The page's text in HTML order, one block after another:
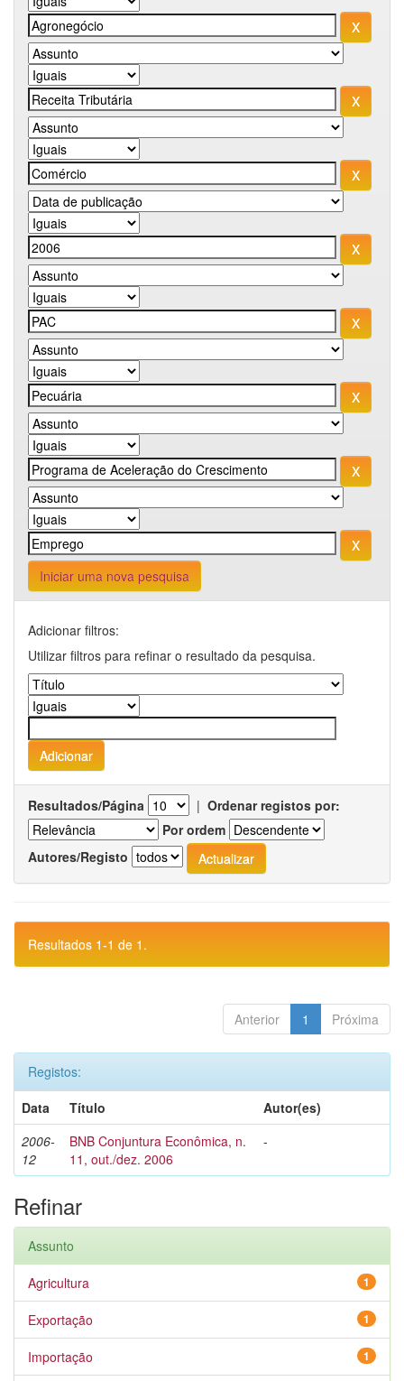
Iniciar uma nova pesquisa
Adicionar filtros:
Utilizar filtros para refinar o resultado da pesquisa.
Resultados/Página | Ordenar registos por:
Por ordem
Autores/Registo
Resultados 1-1 de 1.
Anterior 1 Próxima
Registos:
Data
Título
Autor(es)
2006-
12
BNB Conjuntura Econômica, n.
11, out./dez. 2006
-
Refinar
Assunto
1
Agricultura
1
Exportação
1
Importação